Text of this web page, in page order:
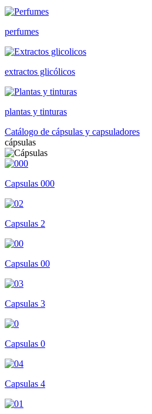
perfumes
extractos glicólicos
plantas y tinturas
Catálogo de cápsulas y capsuladores
cápsulas
Capsulas 000
Capsulas 2
Capsulas 00
Capsulas 3
Capsulas 0
Capsulas 4